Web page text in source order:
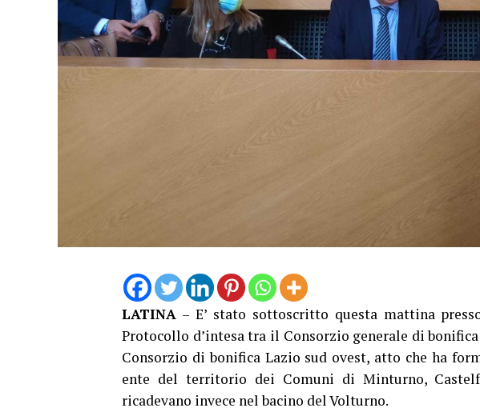
LATINA – E’ stato sottoscritto questa mattina
Protocollo d’intesa tra il Consorzio generale di
Consorzio di bonifica Lazio sud ovest, atto che ha
ente del territorio dei Comuni di Minturno,
ricadevano invece nel bacino del Volturno.